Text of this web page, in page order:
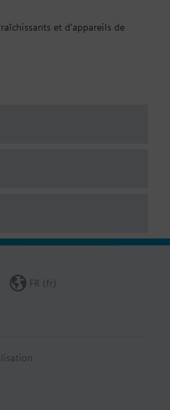
et d'appareils de
FR (fr)